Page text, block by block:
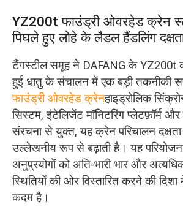
YZ200t फाउंड्री ओवरहेड क्रेन
पिघले हुए लोहे के लैडल हैंडलिंग
टैंगस्टील समूह ने DAFANG के YZ200t
हुई धातु के संचालन में एक बड़ी तकनीकी
फाउंड्री ओवरहेड क्रेनहाइड्रोलिक
सिस्टम, इंटेलिजेंट मॉनिटरिंग प्लेटफ़ॉर्म और
संरचना से युक्त, यह क्रेन परिचालन
उल्लेखनीय रूप से बढ़ाती है। यह
अनुप्रयोगों को अति-भारी भार और
स्थितियों की ओर विस्तारित करने की दिशा
कदम है।